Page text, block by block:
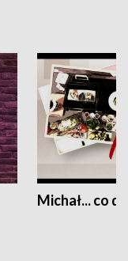
Michał... co